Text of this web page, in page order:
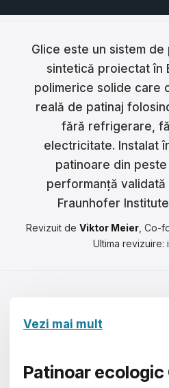
Português
Dansk
Svenska
Norsk
Suomi
Polski
Čeština
Română
한국어
Glice este un sistem
sintetică proiectat în
polimerice solide care
reală de patinaj
fără refrigerare,
electricitate. Instalat
patinoare din
performanță
Fraunhofer
Revizuit de Viktor Meier , Co-
Ultima revizuire:
Vezi mai mult
Patinoar ecologic